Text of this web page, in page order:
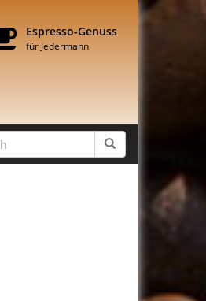
Espresso-Genuss
für Jedermann